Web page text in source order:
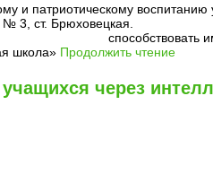
и патриотическому
школа № 3,
школа» Продолжить чтение
через